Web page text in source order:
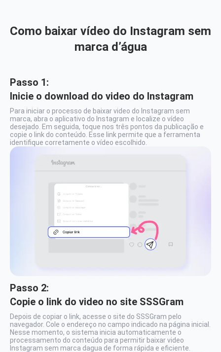
Como baixar vídeo do Instagram sem
marca d’água
Passo 1:
Inicie o download do video do Instagram
Para iniciar o processo de baixar video do Instagram sem
marca, abra o aplicativo do Instagram e localize o vídeo
desejado. Em seguida, toque nos três pontos da publicação e
copie o link do conteúdo. Esse link permite que a ferramenta
identifique corretamente o vídeo escolhido.
Passo 2:
Copie o link do video no site SSSGram
Depois de copiar o link, acesse o site do SSSGram pelo
navegador. Cole o endereço no campo indicado na página inicial.
Nesse momento, o sistema inicia automaticamente o
processamento do conteúdo para permitir baixar video
Instagram sem marca dagua de forma rápida e eficiente.